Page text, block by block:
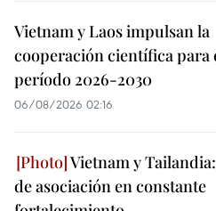
Vietnam y Laos impulsan la
cooperación científica para
período 2026-2030
06/08/2026 02:16
Vietnam y
de asociación en constante